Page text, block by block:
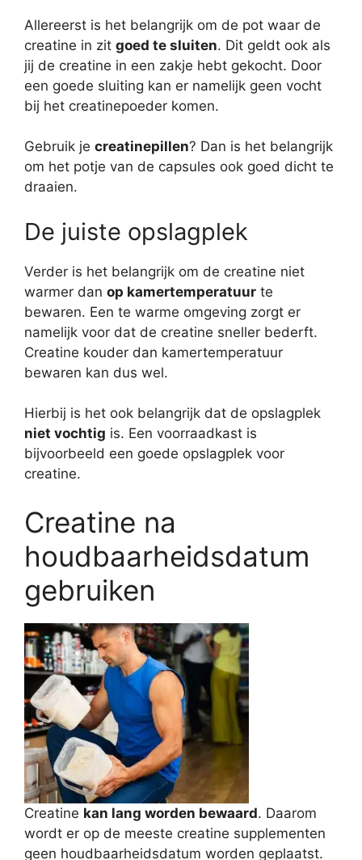
Allereerst is het belangrijk om de pot waar de
creatine in zit goed te sluiten. Dit geldt ook als
jij de creatine in een zakje hebt gekocht. Door
een goede sluiting kan er namelijk geen vocht
bij het creatinepoeder komen.
Gebruik je creatinepillen? Dan is het belangrijk
om het potje van de capsules ook goed dicht te
draaien.
De juiste opslagplek
Verder is het belangrijk om de creatine niet
warmer dan op kamertemperatuur te
bewaren. Een te warme omgeving zorgt er
namelijk voor dat de creatine sneller bederft.
Creatine kouder dan kamertemperatuur
bewaren kan dus wel.
Hierbij is het ook belangrijk dat de opslagplek
niet vochtig is. Een voorraadkast is
bijvoorbeeld een goede opslagplek voor
creatine.
Creatine na
houdbaarheidsdatum
gebruiken
Creatine kan lang worden bewaard. Daarom
wordt er op de meeste creatine supplementen
geen houdbaarheidsdatum worden geplaatst.